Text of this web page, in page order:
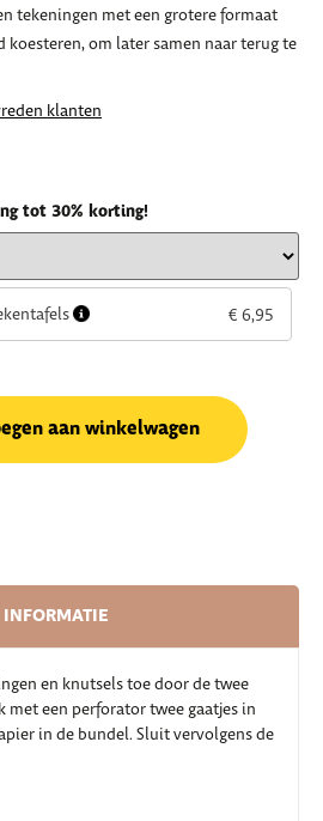
tekeningen met een grotere formaat
koesteren, om later samen naar terug te
klanten
tot 30% korting!
€ 6,95
aan winkelwagen
INFORMATIE
en knutsels toe door de twee
met een perforator twee gaatjes in
in de bundel. Sluit vervolgens de